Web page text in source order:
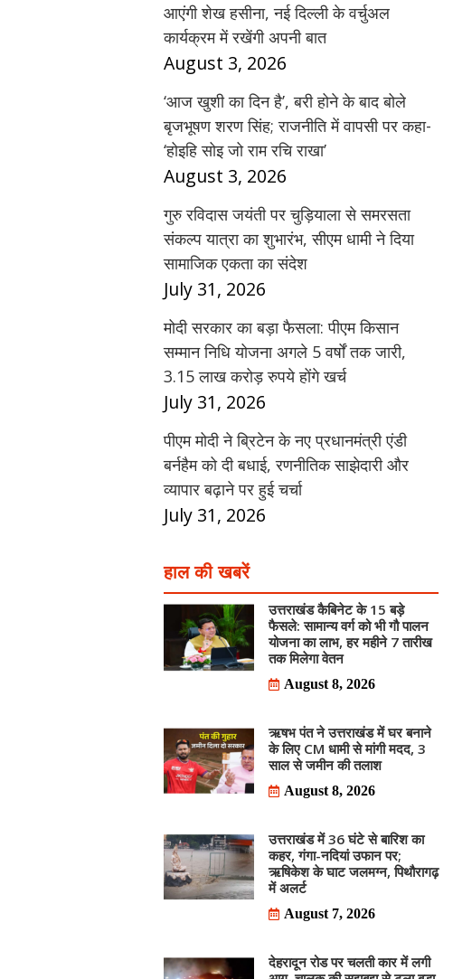
आएंगी शेख हसीना, नई दिल्ली के वर्चुअल
कार्यक्रम में रखेंगी अपनी बात
August 3, 2026
‘आज खुशी का दिन है’, बरी होने के बाद बोले
बृजभूषण शरण सिंह; राजनीति में वापसी पर कहा-
‘होइहि सोइ जो राम रचि राखा’
August 3, 2026
गुरु रविदास जयंती पर चुड़ियाला से समरसता
संकल्प यात्रा का शुभारंभ, सीएम धामी ने दिया
सामाजिक एकता का संदेश
July 31, 2026
मोदी सरकार का बड़ा फैसला: पीएम किसान
सम्मान निधि योजना अगले 5 वर्षों तक जारी,
3.15 लाख करोड़ रुपये होंगे खर्च
July 31, 2026
पीएम मोदी ने ब्रिटेन के नए प्रधानमंत्री एंडी
बर्नहैम को दी बधाई, रणनीतिक साझेदारी और
व्यापार बढ़ाने पर हुई चर्चा
July 31, 2026
हाल की खबरें
उत्तराखंड कैबिनेट के 15 बड़े
फैसले: सामान्य वर्ग को भी गौ पालन
योजना का लाभ, हर महीने 7 तारीख
तक मिलेगा वेतन
August 8, 2026
ऋषभ पंत ने उत्तराखंड में घर बनाने
के लिए CM धामी से मांगी मदद, 3
साल से जमीन की तलाश
August 8, 2026
उत्तराखंड में 36 घंटे से बारिश का
कहर, गंगा-नदियां उफान पर;
ऋषिकेश के घाट जलमग्न, पिथौरागढ़
में अलर्ट
August 7, 2026
देहरादून रोड पर चलती कार में लगी